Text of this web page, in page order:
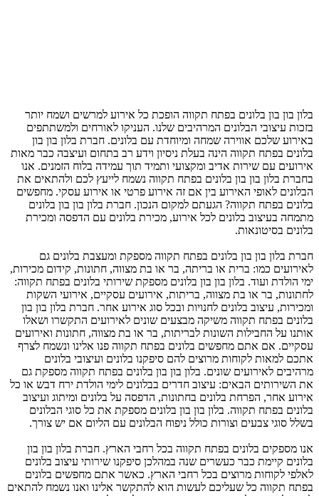
בלון בון בון בלונים בפתח תקווה הופכת כל אירוע למרשים ושמח יותר
בזכות עיצובי הבלונים המרהיבים שלנו. העניקו לאורחים ולמשתתפים
באירוע שלכם אווירה שמחה ומיוחדת עם בלונים. חברת בלון בון בון
בלונים בפתח תקווה הינה בעלת ניסיון וידע רב בתחום ועיצבה כבר מאות
אירועים עם שירות אדיב ומקצועי ותמיד תוך עמידה בלוח הזמנים. אנו
בחברת בלון בון בון בלונים בפתח תקווה נשמח לייעץ לכם ולהתאים את
הבלונים לאופי האירוע בין אם זה אירוע פרטי או אירוע עסקי. מחפשים
בלונים בפתח תקווה? הגעתם למקום הנכון. חברת בלון בון בון בלונים
מתמחה בעיצוב בלונים לכל אירוע, מכירת בלונים עם הדפסה ומכירת
בלונים בסיטונאות.
חברת בלון בון בון בלונים בפתח תקווה מספקת ומעצבת בלונים גם
לאירועים כמו: ברית או בריתה, בר או בת מצווה, חתונות, קידום מכירות,
ימי הולדת ועוד. בלון בון בון בלונים מספקת שירותי בלונים בפתח תקווה:
לחתונות, בר או בת מצווה, בריתות, אירועים עסקיים, אירועי השקות
ומכירות, עיצוב בלונים לחנויות ובכל סוג אירוע אחר. חברת בלון בון בון
בלונים בפתח תקווה משיקה מבצעים שונים לאירועים התקשרו ושאלו
אותנו על החבילות השונות לבריתות, בר או בת מצווה, חתונות ואירועים
עסקיים. אם אתם מחפשים בלונים בפתח תקווה פנו אלינו ונשמח לצרף
אתכם למאות לקוחות מרוצים להם סיפקנו בלונים ועיצובי בלונים
מרהיבים לאירועים שונים. בלון בון בון בלונים בפתח תקווה מספקת גם
את השירותים הבאים: עיצוב חדרים בבלונים לימי הולדת ירח דבש או כל
אירוע אחר, הפרחת בלונים בחתונות, הדפסה על בלונים ומיתוג ועיצוב
בלונים בפתח תקווה. בלון בון בון בלונים מספקת את כל סוגי הבלונים
בשלל סוגי צבעים וצורות כולל ניפוח הבלונים עם הליום אם יש צורך.
אנו מספקים בלונים בפתח תקווה בכל רחבי הארץ. חברת בלון בון בון
בלונים קיימת כבר כעשרים שנה במהלכן סיפקנו שירותי עיצוב בלונים
לאלפי לקוחות מרוצים בכל רחבי הארץ. כאשר אתם מחפשים בלונים
בפתח תקווה כל שעליכם לעשות הוא להתקשר אלינו ואנו נשמח להתאים